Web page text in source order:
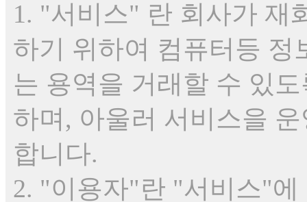
1. "서비스" 란 회사가 재
하기 위하여 컴퓨터등 정
는 용역을 거래할 수 있
하며, 아울러 서비스을
합니다.
2. "이용자"란 "서비스"